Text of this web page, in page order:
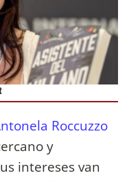
Roccuzzo
y
intereses van